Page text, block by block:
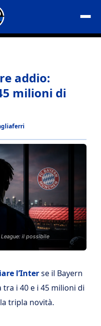
addio:
milioni di
il possibile
l’Interse il Bayern
i 40 e i 45 milioni di
tripla novità.